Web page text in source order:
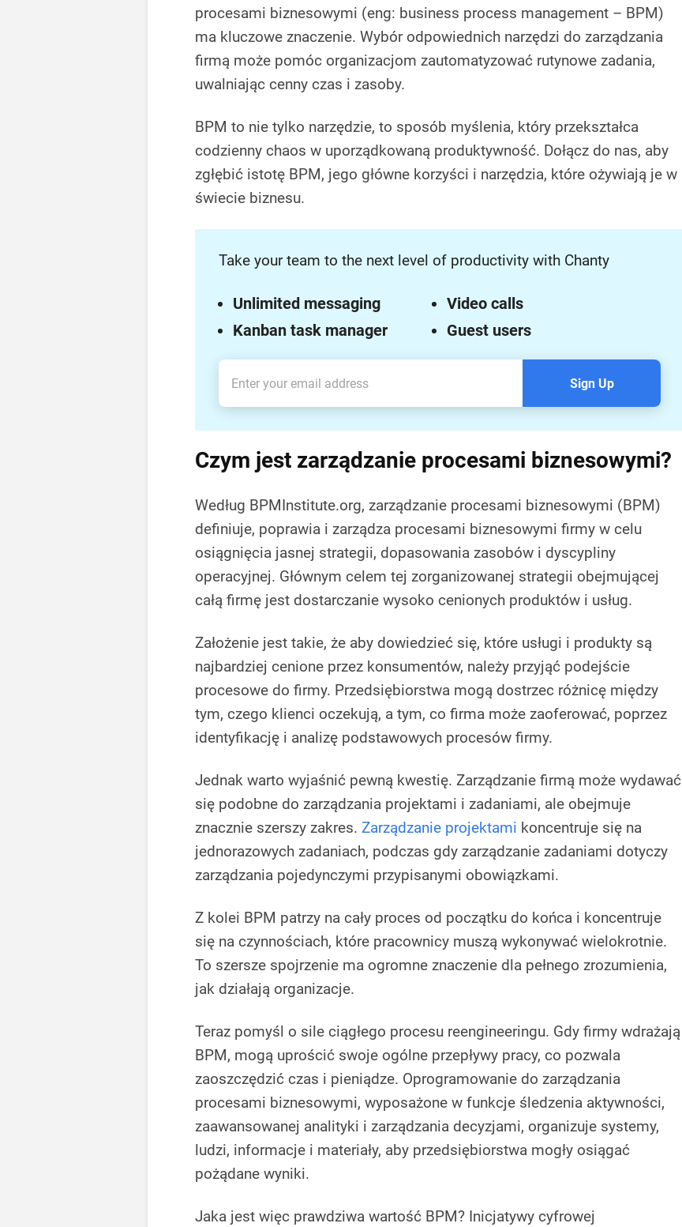
procesami biznesowymi (eng: business process management – BPM)
ma kluczowe znaczenie. Wybór odpowiednich narzędzi do zarządzania
firmą może pomóc organizacjom zautomatyzować rutynowe zadania,
uwalniając cenny czas i zasoby.
BPM to nie tylko narzędzie, to sposób myślenia, który przekształca
codzienny chaos w uporządkowaną produktywność. Dołącz do nas, aby
zgłębić istotę BPM, jego główne korzyści i narzędzia, które ożywiają je w
świecie biznesu.
Take your team to the next level of productivity with Chanty
Unlimited messaging
Video calls
Kanban task manager
Guest users
Sign Up
Czym jest zarządzanie procesami biznesowymi?
Według BPMInstitute.org, zarządzanie procesami biznesowymi (BPM)
definiuje, poprawia i zarządza procesami biznesowymi firmy w celu
osiągnięcia jasnej strategii, dopasowania zasobów i dyscypliny
operacyjnej. Głównym celem tej zorganizowanej strategii obejmującej
całą firmę jest dostarczanie wysoko cenionych produktów i usług.
Założenie jest takie, że aby dowiedzieć się, które usługi i produkty są
najbardziej cenione przez konsumentów, należy przyjąć podejście
procesowe do firmy. Przedsiębiorstwa mogą dostrzec różnicę między
tym, czego klienci oczekują, a tym, co firma może zaoferować, poprzez
identyfikację i analizę podstawowych procesów firmy.
Jednak warto wyjaśnić pewną kwestię. Zarządzanie firmą może wydawać
się podobne do zarządzania projektami i zadaniami, ale obejmuje
znacznie szerszy zakres. Zarządzanie projektami koncentruje się na
jednorazowych zadaniach, podczas gdy zarządzanie zadaniami dotyczy
zarządzania pojedynczymi przypisanymi obowiązkami.
Z kolei BPM patrzy na cały proces od początku do końca i koncentruje
się na czynnościach, które pracownicy muszą wykonywać wielokrotnie.
To szersze spojrzenie ma ogromne znaczenie dla pełnego zrozumienia,
jak działają organizacje.
Teraz pomyśl o sile ciągłego procesu reengineeringu. Gdy firmy wdrażają
BPM, mogą uprościć swoje ogólne przepływy pracy, co pozwala
zaoszczędzić czas i pieniądze. Oprogramowanie do zarządzania
procesami biznesowymi, wyposażone w funkcje śledzenia aktywności,
zaawansowanej analityki i zarządzania decyzjami, organizuje systemy,
ludzi, informacje i materiały, aby przedsiębiorstwa mogły osiągać
pożądane wyniki.
Jaka jest więc prawdziwa wartość BPM? Inicjatywy cyfrowej